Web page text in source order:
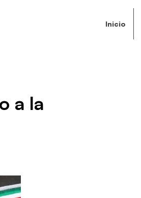
Inicio
a la